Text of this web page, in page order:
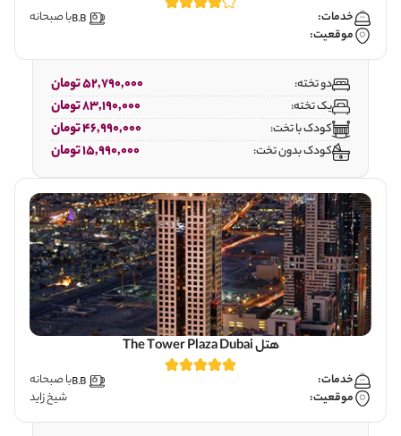
خدمات:
با صبحانه
موقعیت:
دو تخته: 52,790,000 تومان
یک تخته: 83,190,000 تومان
کودک با تخت: 46,990,000 تومان
کودک بدون تخت: 15,990,000 تومان
هتل The Tower Plaza Dubai
خدمات:
با صبحانه
موقعیت:
شیخ زاید